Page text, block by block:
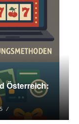
Österreich: